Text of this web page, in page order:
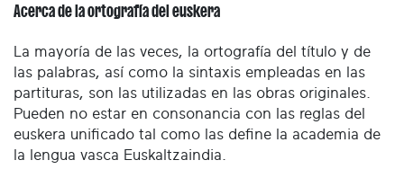
Acerca de la ortografía del euskera
La mayoría de las veces, la ortografía del título y de
las palabras, así como la sintaxis empleadas en las
partituras, son las utilizadas en las obras originales.
Pueden no estar en consonancia con las reglas del
euskera unificado tal como las define la academia de
la lengua vasca Euskaltzaindia.